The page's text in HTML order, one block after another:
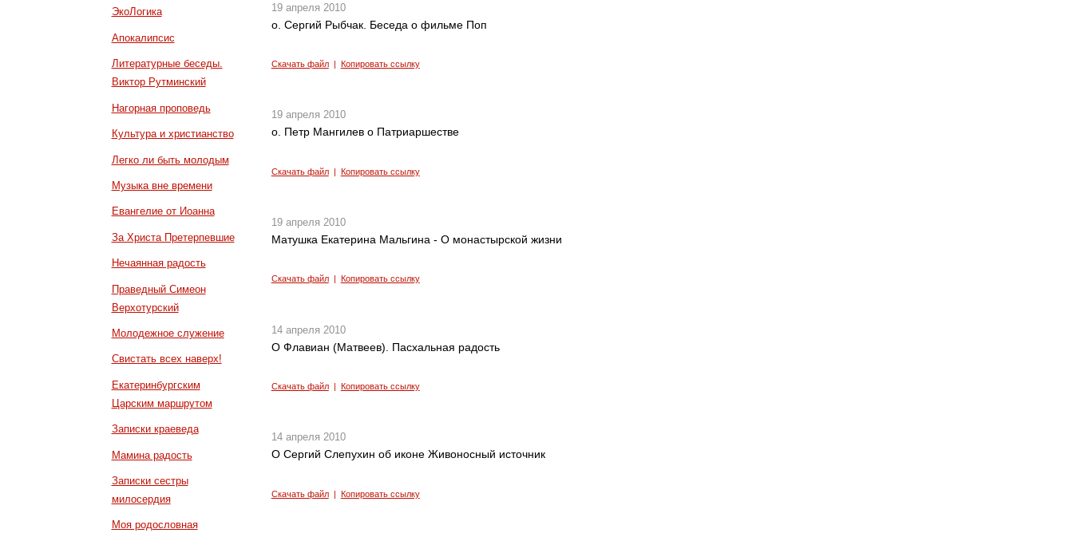
ЭкоЛогика
Апокалипсис
Литературные беседы.
Виктор Рутминский
Нагорная проповедь
Культура и христианство
Легко ли быть молодым
Музыка вне времени
Евангелие от Иоанна
За Христа Претерпевшие
Нечаянная радость
Праведный Симеон
Верхотурский
Молодежное служение
Свистать всех наверх!
Екатеринбургским
Царским маршрутом
Записки краеведа
Мамина радость
Записки сестры
милосердия
Моя родословная
19 апреля 2010
о. Сергий Рыбчак. Беседа о фильме Поп
Скачать файл| Копировать ссылку
19 апреля 2010
о. Петр Мангилев о Патриаршестве
Скачать файл| Копировать ссылку
19 апреля 2010
Матушка Екатерина Мальгина - О монастырской жизни
Скачать файл| Копировать ссылку
14 апреля 2010
О Флавиан (Матвеев). Пасхальная радость
Скачать файл| Копировать ссылку
14 апреля 2010
О Сергий Слепухин об иконе Живоносный источник
Скачать файл| Копировать ссылку